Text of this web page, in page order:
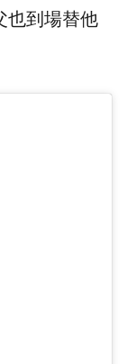
也到場替他